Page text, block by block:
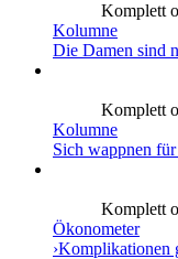
Komplett
Kolumne
Die Damen sind
Komplett
Kolumne
Sich wappnen
Komplett
Ökonometer
›Komplikationen